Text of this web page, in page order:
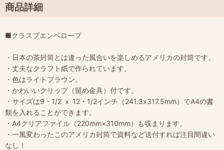
商品詳細
■クラスプエンベロープ
・日本の茶封筒とは違った風合いを楽しめるアメリカの封筒です。
・丈夫なクラフト紙で作られています。
・色はライトブラウン。
・かわいいクリップ（留め金具）付です。
・サイズは9・1/2 ｘ 12・1/2インチ（241.3x317.5mm）でA4の書
類を入れることができます。
・A4クリアファイル（220mm×310mm）も収まります。
・一風変わったこのアメリカ封筒で資料など送付すれば注目間違い
なし！